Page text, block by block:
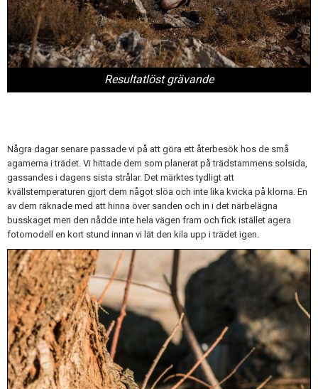
Resultatlöst grävande
Några dagar senare passade vi på att göra ett återbesök hos de små
agamerna i trädet. Vi hittade dem som planerat på trädstammens solsida,
gassandes i dagens sista strålar. Det märktes tydligt att
kvällstemperaturen gjort dem något slöa och inte lika kvicka på klorna. En
av dem räknade med att hinna över sanden och in i det närbelägna
busskaget men den nådde inte hela vägen fram och fick istället agera
fotomodell en kort stund innan vi lät den kila upp i trädet igen.